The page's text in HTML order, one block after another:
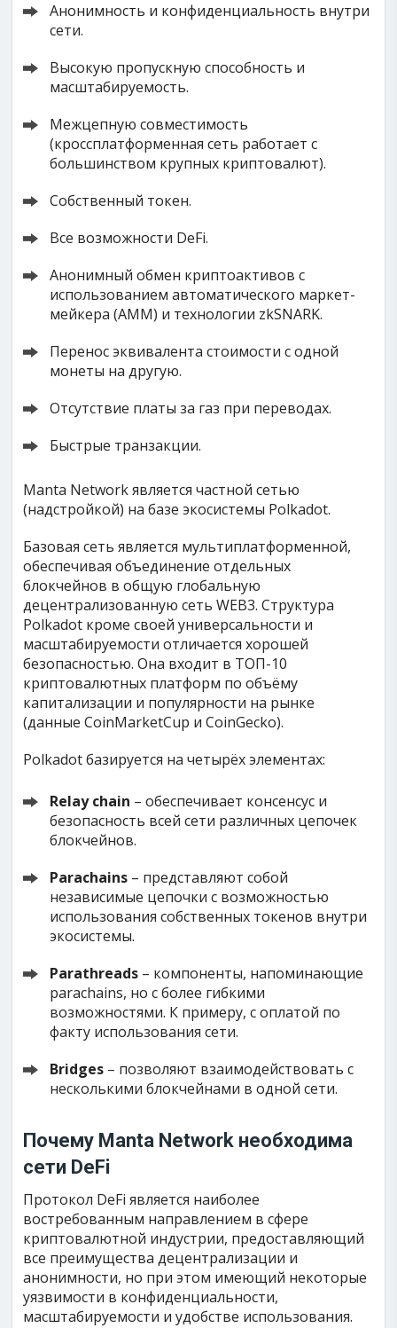
Анонимность и конфиденциальность внутри
сети.
Высокую пропускную способность и
масштабируемость.
Межцепную совместимость
(кроссплатформенная сеть работает с
большинством крупных криптовалют).
Собственный токен.
Все возможности DeFi.
Анонимный обмен криптоактивов с
использованием автоматического маркет-
мейкера (AMM) и технологии zkSNARK.
Перенос эквивалента стоимости с одной
монеты на другую.
Отсутствие платы за газ при переводах.
Быстрые транзакции.
Manta Network является частной сетью
(надстройкой) на базе экосистемы Polkadot.
Базовая сеть является мультиплатформенной,
обеспечивая объединение отдельных
блокчейнов в общую глобальную
децентрализованную сеть WEB3. Структура
Polkadot кроме своей универсальности и
масштабируемости отличается хорошей
безопасностью. Она входит в ТОП-10
криптовалютных платформ по объёму
капитализации и популярности на рынке
(данные CoinMarketCup и CoinGecko).
Polkadot базируется на четырёх элементах:
Relay chain – обеспечивает консенсус и
безопасность всей сети различных цепочек
блокчейнов.
Parachains – представляют собой
независимые цепочки с возможностью
использования собственных токенов внутри
экосистемы.
Parathreads – компоненты, напоминающие
parachains, но с более гибкими
возможностями. К примеру, с оплатой по
факту использования сети.
Bridges – позволяют взаимодействовать с
несколькими блокчейнами в одной сети.
Почему Manta Network необходима
сети DeFi
Протокол DeFi является наиболее
востребованным направлением в сфере
криптовалютной индустрии, предоставляющий
все преимущества децентрализации и
анонимности, но при этом имеющий некоторые
уязвимости в конфиденциальности,
масштабируемости и удобстве использования.